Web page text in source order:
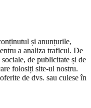
și anunțurile,
a analiza traficul. De
de publicitate și de
folosiți site-ul nostru.
de dvs. sau culese în